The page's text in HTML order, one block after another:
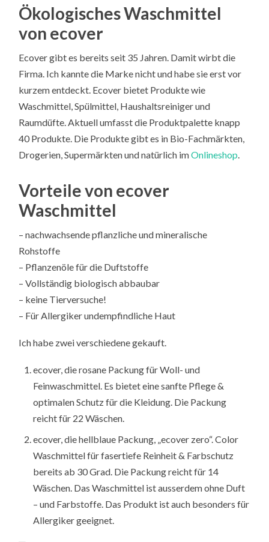
Ökologisches Waschmittel
von ecover
Ecover gibt es bereits seit 35 Jahren. Damit wirbt die
Firma. Ich kannte die Marke nicht und habe sie erst vor
kurzem entdeckt. Ecover bietet Produkte wie
Waschmittel, Spülmittel, Haushaltsreiniger und
Raumdüfte. Aktuell umfasst die Produktpalette knapp
40 Produkte. Die Produkte gibt es in Bio-Fachmärkten,
Drogerien, Supermärkten und natürlich imOnlineshop.
Vorteile von ecover
Waschmittel
– nachwachsende pflanzliche und mineralische
Rohstoffe
– Pflanzenöle für die Duftstoffe
– Vollständig biologisch abbaubar
– keine Tierversuche!
– Für Allergiker undempfindliche Haut
Ich habe zwei verschiedene gekauft.
ecover, die rosane Packung für Woll- und
Feinwaschmittel. Es bietet eine sanfte Pflege &
optimalen Schutz für die Kleidung. Die Packung
reicht für 22 Wäschen.
ecover, die hellblaue Packung, „ecover zero“. Color
Waschmittel für fasertiefe Reinheit & Farbschutz
bereits ab 30 Grad. Die Packung reicht für 14
Wäschen. Das Waschmittel ist ausserdem ohne Duft
– und Farbstoffe. Das Produkt ist auch besonders für
Allergiker geeignet.